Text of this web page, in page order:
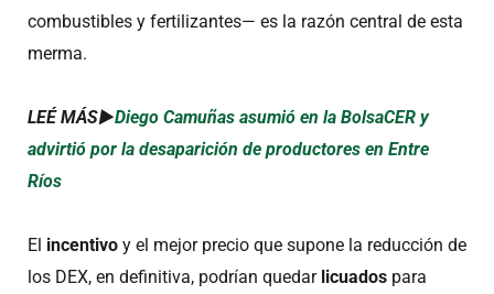
combustibles y fertilizantes— es la razón central de esta
merma.
LEÉ MÁS►Diego Camuñas asumió en la BolsaCER y
advirtió por la desaparición de productores en Entre
Ríos
El incentivo y el mejor precio que supone la reducción de
los DEX, en definitiva, podrían quedar licuados para